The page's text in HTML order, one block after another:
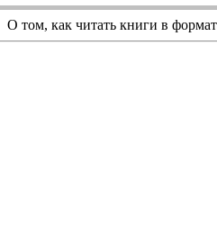
О том, как читать книги в